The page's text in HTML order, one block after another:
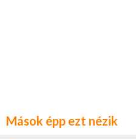
Mások épp ezt nézik